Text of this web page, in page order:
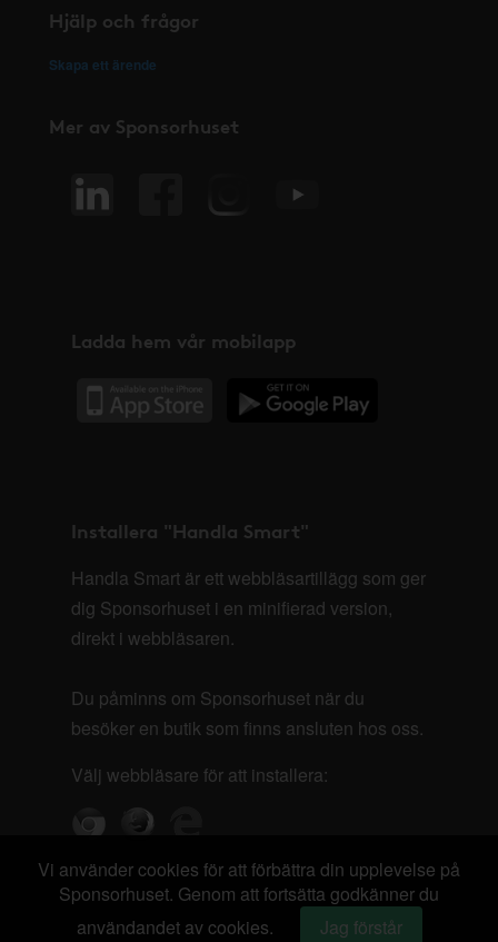
Hjälp och frågor
Skapa ett ärende
Mer av Sponsorhuset
Ladda hem vår mobilapp
Installera "Handla Smart"
Handla Smart är ett webbläsartillägg som ger
dig Sponsorhuset i en minifierad version,
direkt i webbläsaren.
Du påminns om Sponsorhuset när du
besöker en butik som finns ansluten hos oss.
Välj webbläsare för att installera:
Vi använder cookies för att förbättra din upplevelse på
Sponsorhuset. Genom att fortsätta godkänner du
användandet av cookies.
Jag förstår